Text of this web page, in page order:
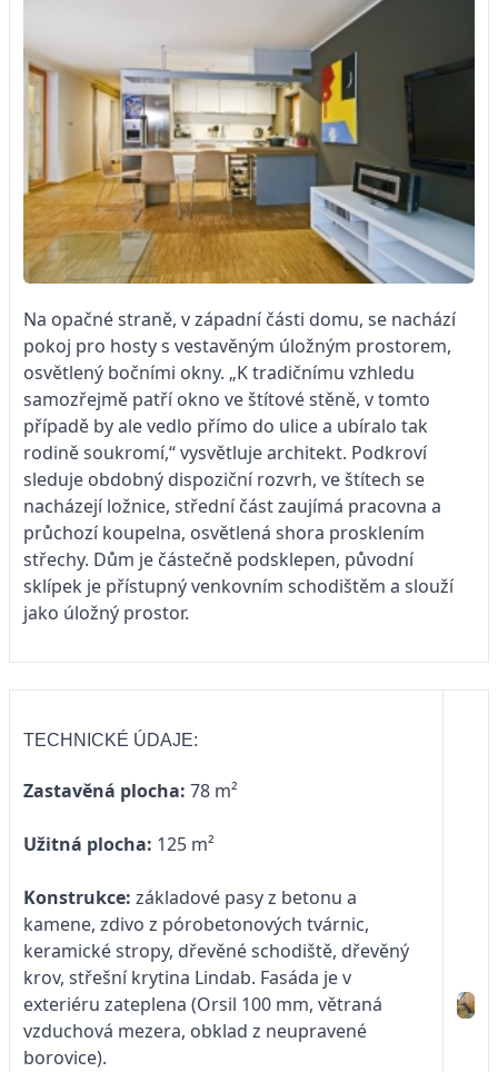
Na opačné straně, v západní části domu, se nachází
pokoj pro hosty s vestavěným úložným prostorem,
osvětlený bočními okny. „K tradičnímu vzhledu
samozřejmě patří okno ve štítové stěně, v tomto
případě by ale vedlo přímo do ulice a ubíralo tak
rodině soukromí,“ vysvětluje architekt. Podkroví
sleduje obdobný dispoziční rozvrh, ve štítech se
nacházejí ložnice, střední část zaujímá pracovna a
průchozí koupelna, osvětlená shora prosklením
střechy. Dům je částečně podsklepen, původní
sklípek je přístupný venkovním schodištěm a slouží
jako úložný prostor.
TECHNICKÉ ÚDAJE:
Zastavěná plocha: 78 m²
Užitná plocha: 125 m²
Konstrukce: základové pasy z betonu a
kamene, zdivo z pórobetonových tvárnic,
keramické stropy, dřevěné schodiště, dřevěný
krov, střešní krytina Lindab. Fasáda je v
exteriéru zateplena (Orsil 100 mm, větraná
vzduchová mezera, obklad z neupravené
borovice).